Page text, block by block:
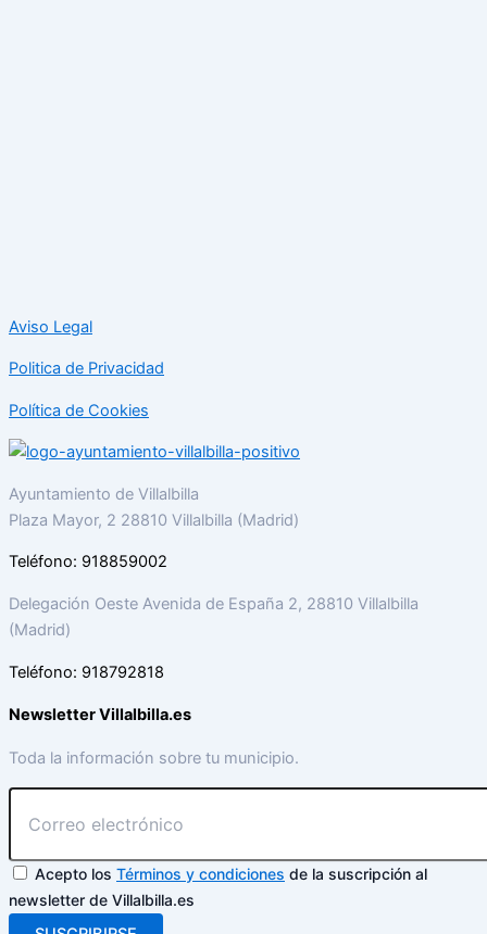
Aviso Legal
Politica de Privacidad
Política de Cookies
Ayuntamiento de Villalbilla
Plaza Mayor, 2 28810 Villalbilla (Madrid)
Teléfono: 918859002
Delegación Oeste Avenida de España 2, 28810 Villalbilla
(Madrid)
Teléfono: 918792818
Newsletter Villalbilla.es
Toda la información sobre tu municipio.
Acepto los Términos y condiciones de la suscripción al
newsletter de Villalbilla.es